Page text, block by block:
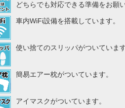
どちらでも対応できる準備をお願
車内WiFi設備を搭載しています。
使い捨てのスリッパがついています
簡易エアー枕がついています。
アイマスクがついています。